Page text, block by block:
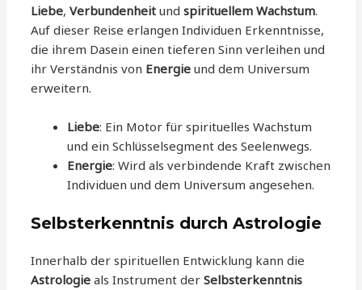
Liebe,Verbundenheit undspirituellem Wachstum.
Auf dieser Reise erlangen Individuen Erkenntnisse,
die ihrem Dasein einen tieferen Sinn verleihen und
ihr Verständnis von Energie und dem Universum
erweitern.
Liebe: Ein Motor für spirituelles Wachstum
und ein Schlüsselsegment des Seelenwegs.
Energie: Wird als verbindende Kraft zwischen
Individuen und dem Universum angesehen.
Selbsterkenntnis durch Astrologie
Innerhalb der spirituellen Entwicklung kann die
Astrologie als Instrument derSelbsterkenntnis